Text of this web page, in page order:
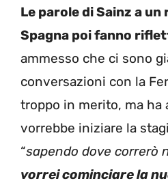
Le parole di Sainz a
Spagna poi fanno
ammesso che ci sono
conversazioni con la
troppo in merito, ma ha
vorrebbe iniziare la
“sapendo dove correrò
vorrei cominciare la